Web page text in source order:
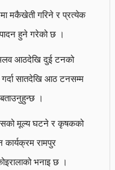
मकैखेती गरिने र प्रत्येक
हुने गरेको छ ।
आठदेखि दुई टनको
गर्दा सातदेखि आठ टनसम्म
।
मूल्य घटने र कृषकको
रामपुर
भनाइ छ ।